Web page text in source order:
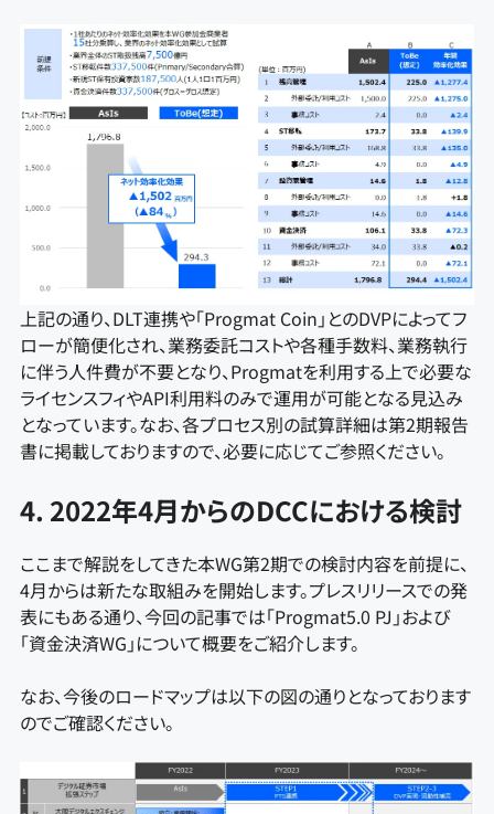
上記の通り、DLT連携や「Progmat Coin」とのDVPによってフ
ローが簡便化され、業務委託コストや各種手数料、業務執行
に伴う人件費が不要となり、Progmatを利用する上で必要な
ライセンスフィやAPI利用料のみで運用が可能となる見込み
となっています。なお、各プロセス別の試算詳細は第2期報告
書に掲載しておりますので、必要に応じてご参照ください。
4. 2022年4月からのDCCにおける検討
ここまで解説をしてきた本WG第2期での検討内容を前提に、
4月からは新たな取組みを開始します。プレスリリースでの発
表にもある通り、今回の記事では「Progmat5.0 PJ」および
「資金決済WG」について概要をご紹介します。
なお、今後のロードマップは以下の図の通りとなっております
のでご確認ください。